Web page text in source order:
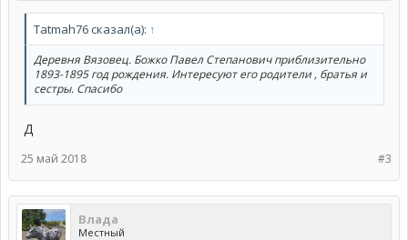
Тatmah76 сказал(а): ↑
Деревня Вязовец. Божко Павел Степанович приблизительно
1893-1895 год рождения. Интересуют его родители , братья и
сестры. Спасибо
Д
#3
25 май 2018
Влада
Местный